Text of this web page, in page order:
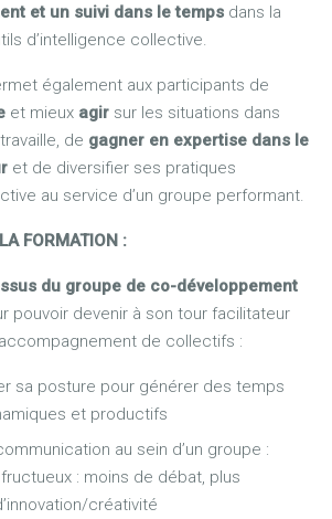
et un suivi dans le temps dans la
d’intelligence collective.
également aux participants de
et mieux agir sur les situations dans
de gagner en expertise dans le
et de diversifier ses pratiques
au service d’un groupe performant.
FORMATION :
du groupe de co-développement
pouvoir devenir à son tour facilitateur
de collectifs :
sa posture pour générer des temps
et productifs
au sein d’un groupe :
: moins de débat, plus
créativité